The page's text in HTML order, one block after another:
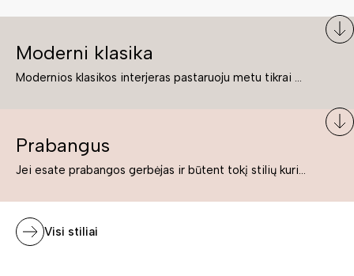
Moderni klasika
Modernios klasikos interjeras pastaruoju metu tikrai yra „ant bangos“. Tie, kurie nenori pernelyg nutolti nuo klasikos, bet drauge žavisi šiuolaikiškais sprendimais, su malonumu savo namuose kuria klasikos ir modernaus interjero tandemą – elegantišką, subtilų ir žavingą.
Prabangus
Jei esate prabangos gerbėjas ir būtent tokį stilių kuriate savo namuose ar biure, tuomet solidūs, prabangūs baldai nepriekaištingai įsilies į Jūsų kuriamą interjerą.
Visi stiliai